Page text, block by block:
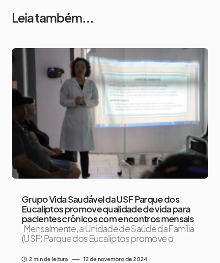
Leia também...
Grupo Vida Saudável da USF Parque dos
Eucaliptos promove qualidade de vida para
pacientes crônicos com encontros mensais
Mensalmente, a Unidade de Saúde da Família
(USF) Parque dos Eucaliptos promove o
2 min de leitura 12 de novembro de 2024